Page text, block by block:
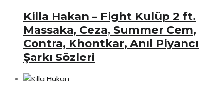
Killa Hakan – Fight Kulüp 2 ft.
Massaka, Ceza, Summer Cem,
Contra, Khontkar, Anıl Piyancı
Şarkı Sözleri